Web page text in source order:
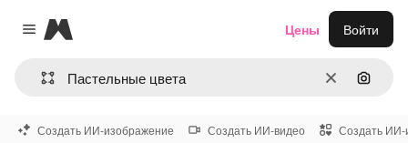
Close menu
Magnific
ОчиститьПоиск
Цены Войти
Создать ИИ-изображение Создать ИИ-видео Создать ИИ-